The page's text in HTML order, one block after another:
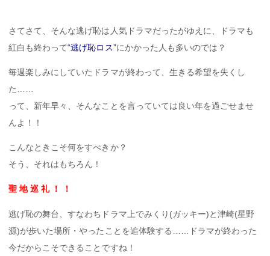
さてさて、そんな逃げ恥は人気ドラマだったがゆえに、ドラマも
紅白も終わって“逃げ恥ロス”にかかった人も多いのでは？
毎週楽しみにしていたドラマが終わって、生きる希望を失くし
た……
って、新年早々、そんなことを言っていては良い年を過ごせませ
んよ！！
こんなときこそ何をすべきか？
そう、それはもちろん！
聖 地 巡 礼 ！ ！
逃げ恥の舞台、すなわちドラマ上でみくり(ガッキー)と津崎(星野
源)が歩いた場所・やったことを追体験する……ドラマが終わった
今だからこそできることですね！